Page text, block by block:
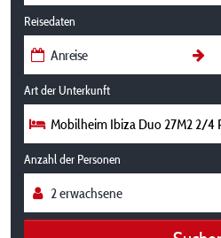
Reisedaten
Art der Unterkunft
Mobilheim Ibiza Duo 27M2 2/4
Anzahl der Personen